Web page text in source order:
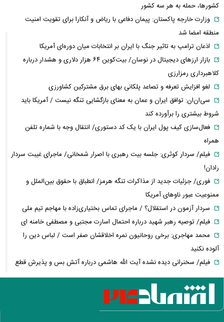
کشورها، حمله به هر سه کشور
وزارت خارجه پاکستان: پیمان دفاعی با ریاض و آنکارا برای تقویت امنیت
منطقه امضا شد
اذعان ترامپ به تاثیر جنگ با ایران بر انتخابات میان دوره‌ای آمریکا
بازار ارزهای دیجیتال در نوسان/ بیت‌کوین ۶۴ هزار دلاری و هشدار درباره
کلاهبرداری رمزارزی
لغو افزایش تعرفه و تصاعد پلکانی بهای برق مشترکین کشاورزی
سی‌ان‌ان: توافق ایران و عمان به معنای بازگشایی تنگه نیست / آمریکا باید
شروط بیشتری را برآورده کند
فعال‌سازی کیف پول ایران با یک کد دستوری/ انتقال وجه با شماره تلفن
همراه
فیلم/ سردار کوثری: جلسه بیت رهبری با اصرار شمخانی/ ماجرای غیبت سردار
رادان!
فوری/ جزئیات جدید از مذاکرات تنگه هرمز/ انطباق با حقوق بین‌الملل و
ممنوعیت عبور ناوهای آمریکا
سردار آزمون در استقلال؟ / ماجرای تماس بختیاری‌زاده با مهاجم تیم ملی
فیلم/ توصیه رهبر شهید درباره احتمال اسارت مجتبی و مصطفی خامنه ای
محمد مهاجری: برخی روحانیون نمره اخلاقشان صفر است / لباس دین را
آلوده نکنید
فیلم/ سخنرانی دیده نشده آیت الله هاشمی درباره آتش بس و پذیرش قطع
نامه۵۹۸
کمبود دارو؛ از قفسه‌های خالی تا دلالان و بازار سیاه/ داروی چندصد هزار
تومانی، چند میلیونی فروخته می‌شود